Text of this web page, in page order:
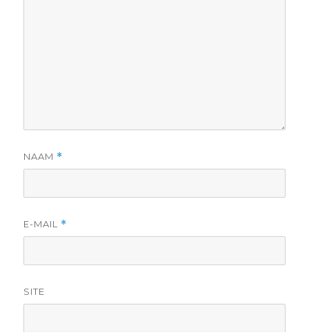
NAAM *
E-MAIL *
SITE